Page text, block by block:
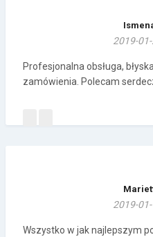
2019-
Profesjonalna obsługa,
zamówienia. Polecam
2019-
Wszystko w jak najlepszym